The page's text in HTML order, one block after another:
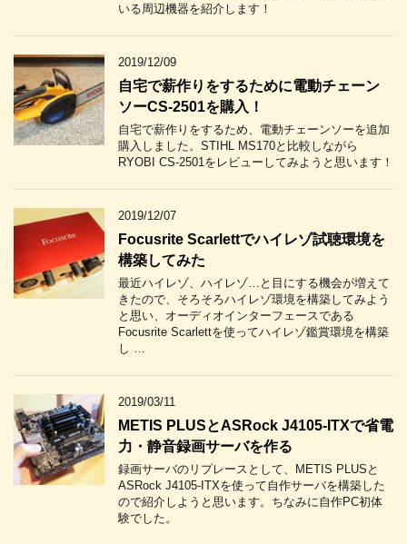
いる周辺機器を紹介します！
2019/12/09
自宅で薪作りをするために電動チェーン
ソーCS-2501を購入！
自宅で薪作りをするため、電動チェーンソーを追加
購入しました。STIHL MS170と比較しながら
RYOBI CS-2501をレビューしてみようと思います！
2019/12/07
Focusrite Scarlettでハイレゾ試聴環境を
構築してみた
最近ハイレゾ、ハイレゾ…と目にする機会が増えて
きたので、そろそろハイレゾ環境を構築してみよう
と思い、オーディオインターフェースである
Focusrite Scarlettを使ってハイレゾ鑑賞環境を構築
し …
2019/03/11
METIS PLUSとASRock J4105-ITXで省電
力・静音録画サーバを作る
録画サーバのリプレースとして、METIS PLUSと
ASRock J4105-ITXを使って自作サーバを構築した
ので紹介しようと思います。ちなみに自作PC初体
験でした。